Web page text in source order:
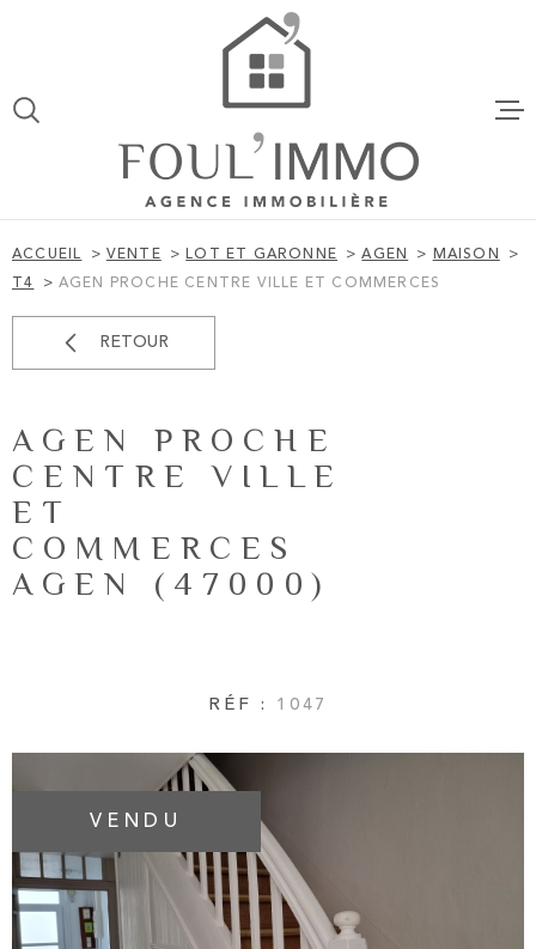
recherche
principal
ACCUEIL
ACCUEIL VENTE LOT ET GARONNE AGEN
MAISON
T4
AGEN PROCHE CENTRE VILLE ET COMMERCES
RETOUR
AGEN PROCHE
CENTRE VILLE
ET
COMMERCES
AGEN (47000)
RÉF : 1047
VENDU
VOTRE
TYPE
D'OFFRE
TYPE
BUDGET
BUDGET